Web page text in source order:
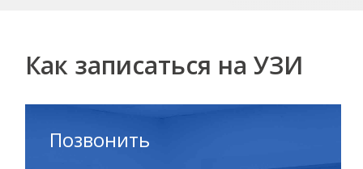
Как записаться на УЗИ
Позвонить